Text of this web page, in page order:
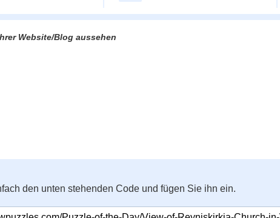
Website/Blog aussehen
den unten stehenden Code und fügen Sie ihn ein.